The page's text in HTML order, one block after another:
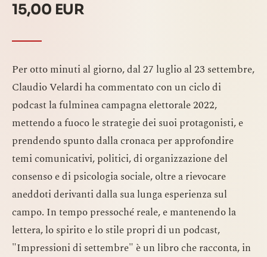
15,00 EUR
Per otto minuti al giorno, dal 27 luglio al 23 settembre,
Claudio Velardi ha commentato con un ciclo di
podcast la fulminea campagna elettorale 2022,
mettendo a fuoco le strategie dei suoi protagonisti, e
prendendo spunto dalla cronaca per approfondire
temi comunicativi, politici, di organizzazione del
consenso e di psicologia sociale, oltre a rievocare
aneddoti derivanti dalla sua lunga esperienza sul
campo. In tempo pressoché reale, e mantenendo la
lettera, lo spirito e lo stile propri di un podcast,
"Impressioni di settembre" è un libro che racconta, in